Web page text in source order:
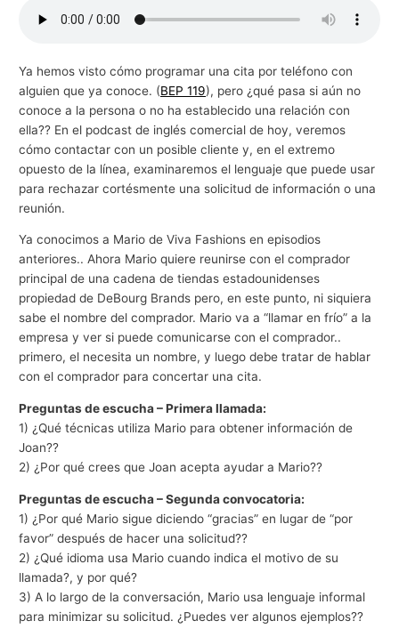
Ya hemos visto cómo programar una cita por teléfono con
alguien que ya conoce. (BEP 119), pero ¿qué pasa si aún no
conoce a la persona o no ha establecido una relación con
ella?? En el podcast de inglés comercial de hoy, veremos
cómo contactar con un posible cliente y, en el extremo
opuesto de la línea, examinaremos el lenguaje que puede usar
para rechazar cortésmente una solicitud de información o una
reunión.
Ya conocimos a Mario de Viva Fashions en episodios
anteriores.. Ahora Mario quiere reunirse con el comprador
principal de una cadena de tiendas estadounidenses
propiedad de DeBourg Brands pero, en este punto, ni siquiera
sabe el nombre del comprador. Mario va a “llamar en frío” a la
empresa y ver si puede comunicarse con el comprador..
primero, el necesita un nombre, y luego debe tratar de hablar
con el comprador para concertar una cita.
Preguntas de escucha – Primera llamada:
1) ¿Qué técnicas utiliza Mario para obtener información de
Joan??
2) ¿Por qué crees que Joan acepta ayudar a Mario??
Preguntas de escucha – Segunda convocatoria:
1) ¿Por qué Mario sigue diciendo “gracias” en lugar de “por
favor” después de hacer una solicitud??
2) ¿Qué idioma usa Mario cuando indica el motivo de su
llamada?, y por qué?
3) A lo largo de la conversación, Mario usa lenguaje informal
para minimizar su solicitud. ¿Puedes ver algunos ejemplos??
c
i
o